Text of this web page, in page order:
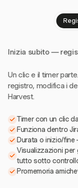
Inizia subito —
Un clic e il timer
registro, modifica i
Harvest.
Timer con un clic
Funziona dentro
Durata o inizio/
Visualizzazioni per
tutto sotto
Promemoria